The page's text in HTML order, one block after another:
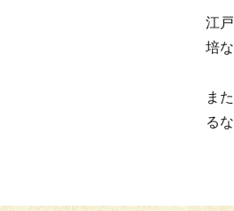
江
培
ま
る